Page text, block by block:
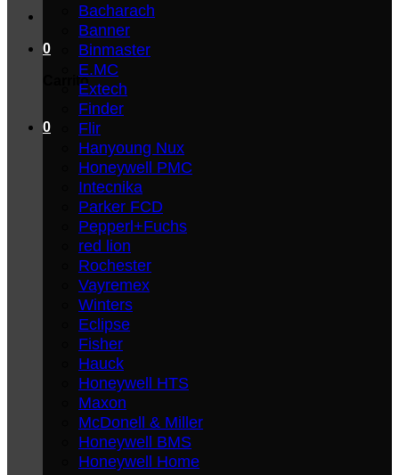
0
Carrito
0
Bacharach
Banner
Binmaster
E.MC
Extech
Finder
Flir
Hanyoung Nux
Honeywell PMC
Intecnika
Parker FCD
Pepperl+Fuchs
red lion
Rochester
Vayremex
Winters
Eclipse
Fisher
Hauck
Honeywell HTS
Maxon
McDonell & Miller
Honeywell BMS
Honeywell Home